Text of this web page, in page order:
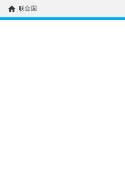
home 联合国